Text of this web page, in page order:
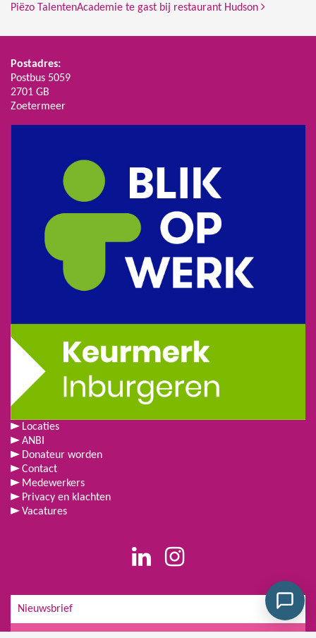
Piëzo TalentenAcademie te gast bij restaurant Hudson
Postadres:
Postbus 5059
2701 GB
Zoetermeer
Locaties
ANBI
Donateur worden
Contact
Medewerkers
Privacy en klachten
Vacatures